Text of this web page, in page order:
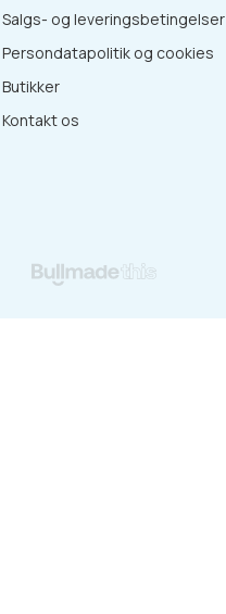
Salgs- og leveringsbetingelser
Persondatapolitik og cookies
Butikker
Kontakt os